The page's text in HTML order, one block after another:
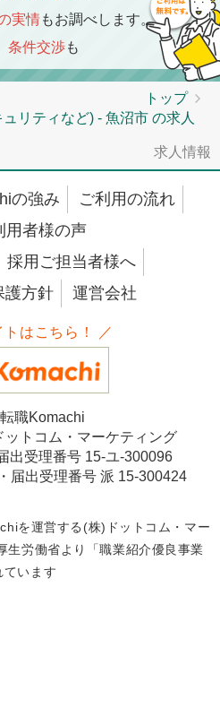
実情もお調べします。
条件交渉も
トップ
リティなど) - 魚沼市 の求人
求人情報
の強み
ご利用の流れ
用者様の声
採用ご担当者様へ
護方針
運営会社
トはこちら！ ／
職Komachi
トコム・マーケティング
出受理番号 15-ユ-300096
出受理番号 派 15-300424
を運営する(株)ドットコム・マー
生労働省より「職業紹介優良事業
ています